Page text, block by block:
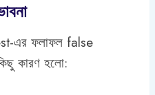
এর ফলাফল false
কারণ হলো: